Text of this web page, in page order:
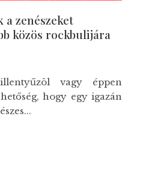
a zenészeket
közös rockbulijára
vagy éppen
hogy egy igazán